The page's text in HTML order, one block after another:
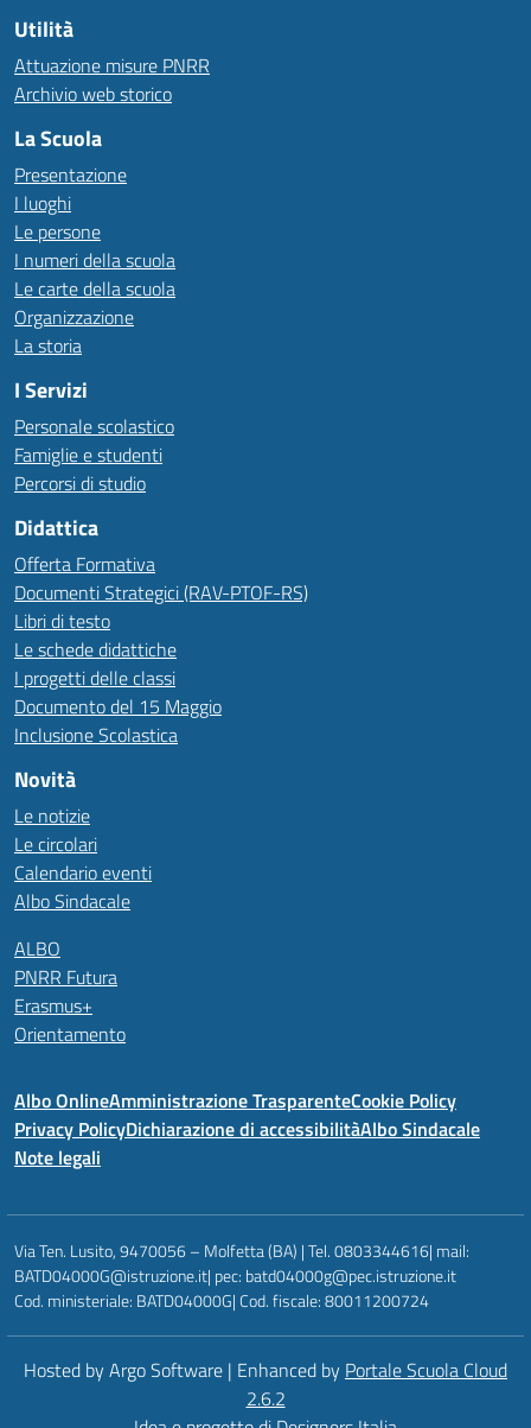
Utilità
Attuazione misure PNRR
Archivio web storico
La Scuola
Presentazione
I luoghi
Le persone
I numeri della scuola
Le carte della scuola
Organizzazione
La storia
I Servizi
Personale scolastico
Famiglie e studenti
Percorsi di studio
Didattica
Offerta Formativa
Documenti Strategici (RAV-PTOF-RS)
Libri di testo
Le schede didattiche
I progetti delle classi
Documento del 15 Maggio
Inclusione Scolastica
Novità
Le notizie
Le circolari
Calendario eventi
Albo Sindacale
ALBO
PNRR Futura
Erasmus+
Orientamento
Albo OnlineAmministrazione TrasparenteCookie Policy
Privacy PolicyDichiarazione di accessibilitàAlbo Sindacale
Note legali
Via Ten. Lusito, 9470056 – Molfetta (BA) | Tel. 0803344616| mail:
BATD04000G@istruzione.it| pec: batd04000g@pec.istruzione.it
Cod. ministeriale: BATD04000G| Cod. fiscale: 80011200724
Hosted by Argo Software | Enhanced by Portale Scuola Cloud
2.6.2